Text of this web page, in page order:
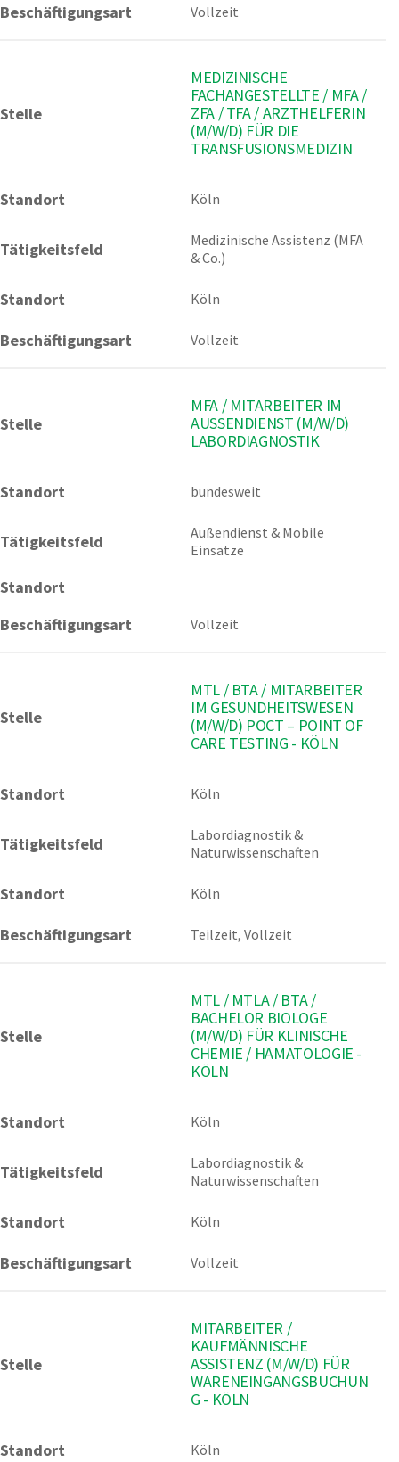
Beschäftigungsart Vollzeit
Stelle
MEDIZINISCHE
FACHANGESTELLTE / MFA /
ZFA / TFA / ARZTHELFERIN
(M/W/D) FÜR DIE
TRANSFUSIONSMEDIZIN
Standort Köln
Tätigkeitsfeld
Medizinische Assistenz (MFA
& Co.)
Standort Köln
Beschäftigungsart Vollzeit
Stelle
MFA / MITARBEITER IM
AUSSENDIENST (M/W/D) L
ABORDIAGNOSTIK
Standort bundesweit
Tätigkeitsfeld
Außendienst & Mobile
Einsätze
Standort
Beschäftigungsart
Vollzeit
Stelle
MTL / BTA / MITARBEITER
IM GESUNDHEITSWESEN
(M/W/D) POCT – POINT OF
CARE TESTING - KÖLN
Standort Köln
Tätigkeitsfeld
Labordiagnostik &
Naturwissenschaften
Standort Köln
Beschäftigungsart Teilzeit, Vollzeit
Stelle
MTL / MTLA / BTA /
BACHELOR BIOLOGE
(M/W/D) FÜR KLINISCHE
CHEMIE / HÄMATOLOGIE -
KÖLN
Standort Köln
Tätigkeitsfeld
Labordiagnostik &
Naturwissenschaften
Standort Köln
Beschäftigungsart Vollzeit
Stelle
MITARBEITER /
KAUFMÄNNISCHE
ASSISTENZ (M/W/D) FÜR
WARENEINGANGSBUCHUN
G - KÖLN
Standort Köln